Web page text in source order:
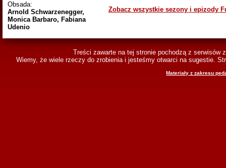
Obsada:
Arnold Schwarzenegger,
Monica Barbaro, Fabiana
Udenio
Zobacz wszystkie sezony i epizody
Treści zawarte na tej stronie pochodzą z
Wiemy, że wiele rzeczy do zrobienia i jesteśmy otwarci na sugestie.
Materiały z zakresu